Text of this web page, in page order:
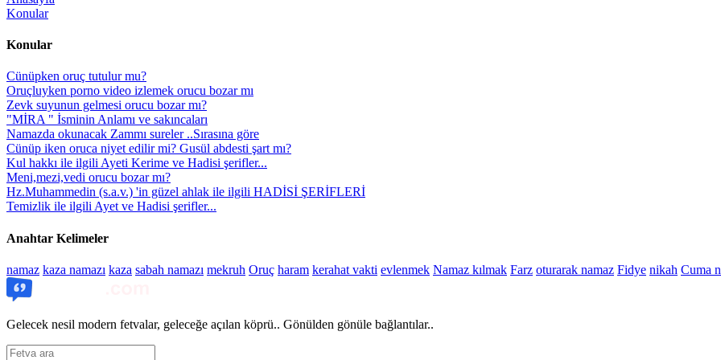
Konular
Konular
Cünüpken oruç tutulur mu?
Oruçluyken porno video izlemek orucu bozar mı
Zevk suyunun gelmesi orucu bozar mı?
"MİRA " İsminin Anlamı ve sakıncaları
Namazda okunacak Zammı sureler ..Sırasına göre
Cünüp iken oruca niyet edilir mi? Gusül abdesti şart mı?
Kul hakkı ile ilgili Ayeti Kerime ve Hadisi şerifler...
Meni,mezi,vedi orucu bozar mı?
Hz.Muhammedin (s.a.v.) 'in güzel ahlak ile ilgili HADİSİ ŞERİFLERİ
Temizlik ile ilgili Ayet ve Hadisi şerifler...
Anahtar Kelimeler
namaz kaza namazı kaza sabah namazı mekruh Oruç haram kerahat vakti evlenmek Namaz kılmak Farz oturarak namaz Fidye nikah Cuma
Gelecek nesil modern fetvalar, geleceğe açılan köprü.. Gönülden gönüle bağlantılar..